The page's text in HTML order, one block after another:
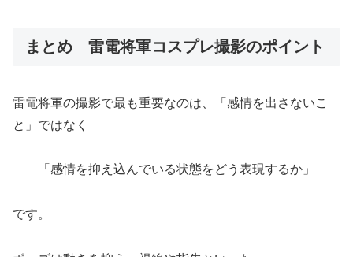
まとめ 雷電将軍コスプレ撮影のポイント
雷電将軍の撮影で最も重要なのは、「感情を出さないこ
と」ではなく
「感情を抑え込んでいる状態をどう表現するか」
です。